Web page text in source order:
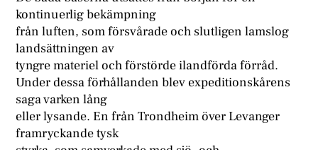
kontinuerlig bekämpning
från luften, som försvårade och slutligen lamslog
landsättningen av
tyngre materiel och förstörde ilandförda förråd.
Under dessa förhållanden blev expeditionskårens
saga varken lång
eller lysande. En från Trondheim över Levanger
framryckande tysk